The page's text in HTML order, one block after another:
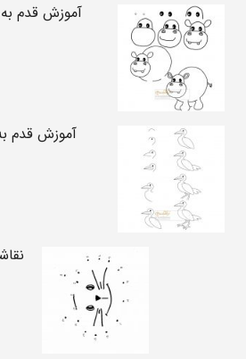
آموزش قدم
آموزش قدم